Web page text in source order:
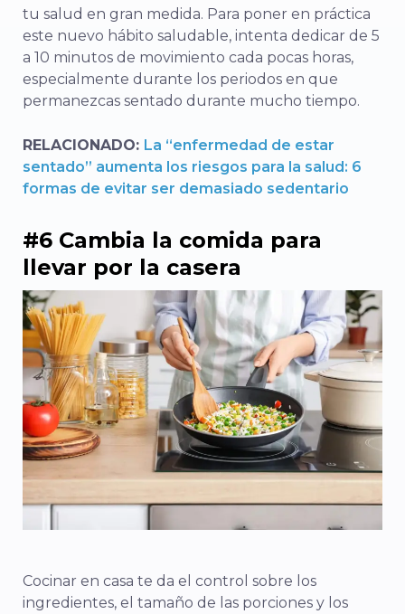
tu salud en gran medida. Para poner en práctica
este nuevo hábito saludable, intenta dedicar de 5
a 10 minutos de movimiento cada pocas horas,
especialmente durante los periodos en que
permanezcas sentado durante mucho tiempo.
RELACIONADO: La “enfermedad de estar
sentado” aumenta los riesgos para la salud: 6
formas de evitar ser demasiado sedentario
#6 Cambia la comida para
llevar por la casera
Cocinar en casa te da el control sobre los
ingredientes, el tamaño de las porciones y los